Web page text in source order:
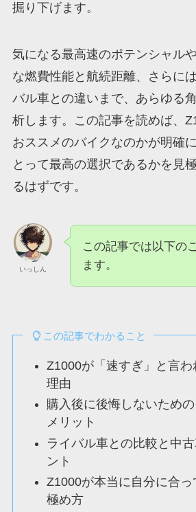
掘り下げます。
気になる最高速のポテンシャル
な燃費性能と航続距離、さらに
バル車との違いまで、あらゆる
析します。この記事を読めば、
おススメのバイクなのかが明確
とって最高の選択であるかを見
るはずです。
いっしん
この記事では以下の
ます。
この記事でわかること
Z1000が「速すぎ」と言
理由
購入後に後悔しないため
メリット
ライバル車との比較と中
ント
Z1000が本当に自分に合
極め方